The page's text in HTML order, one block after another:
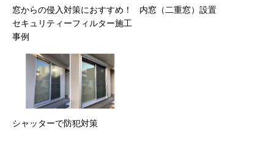
窓からの侵入対策におすすめ！
セキュリティーフィルター施工
事例
内窓（二重窓）設置
シャッターで防犯対策